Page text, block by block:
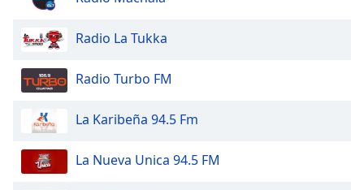
Text
Opacity
Radio La Tukka
Radio Turbo FM
La Karibeña 94.5 Fm
La Nueva Unica 94.5 FM